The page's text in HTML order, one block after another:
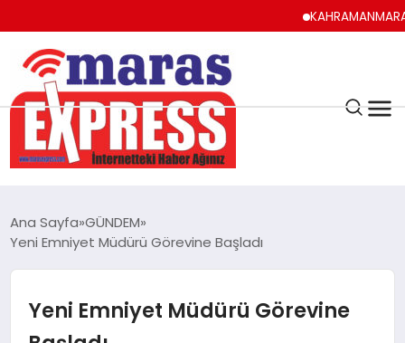
KAHRAMANMARAŞ
K.MARAŞ
ANDIRIN
Ana Sayfa GÜNDEM
Yeni Emniyet Müdürü Görevine Başladı
Yeni Emniyet Müdürü Görevine